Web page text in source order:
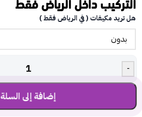
هل تريد مكيفات ( في الرياض فقط )
-
إضافة إلى السلة